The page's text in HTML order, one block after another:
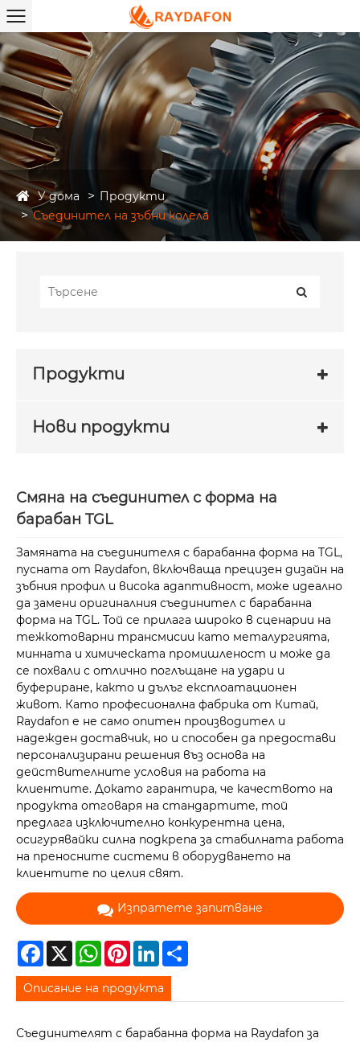
У дома
Продукти
Съединител на зъбни колела
Продукти
Нови продукти
Смяна на съединител с форма на
барабан TGL
Замяната на съединителя с барабанна форма на TGL,
пусната от Raydafon, включваща прецизен дизайн на
зъбния профил и висока адаптивност, може идеално
да замени оригиналния съединител с барабанна
форма на TGL. Той се прилага широко в сценарии на
тежкотоварни трансмисии като металургията,
минната и химическата промишленост и може да
се похвали с отлично поглъщане на удари и
буфериране, както и дълъг експлоатационен
живот. Като професионална фабрика от Китай,
Raydafon е не само опитен производител и
надежден доставчик, но и способен да предостави
персонализирани решения въз основа на
действителните условия на работа на
клиентите. Докато гарантира, че качеството на
продукта отговаря на стандартите, той
предлага изключително конкурентна цена,
осигурявайки силна подкрепа за стабилната работа
на преносните системи в оборудването на
клиентите по целия свят.
Изпратете запитване
Facebook
X WhatsAppPinterestLinkedIn
Описание на продукта
Съединителят с барабанна форма на Raydafon за